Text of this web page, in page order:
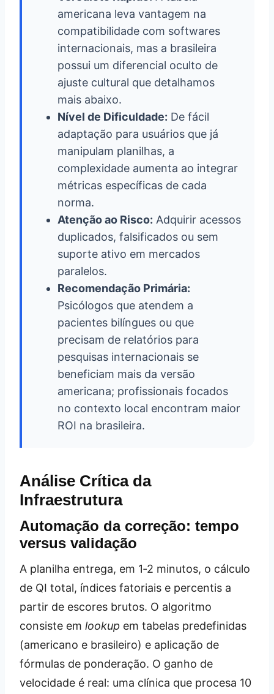
americana leva vantagem na
compatibilidade com softwares
internacionais, mas a brasileira
possui um diferencial oculto de
ajuste cultural que detalhamos
mais abaixo.
Nível de Dificuldade: De fácil
adaptação para usuários que já
manipulam planilhas, a
complexidade aumenta ao integrar
métricas específicas de cada
norma.
Atenção ao Risco: Adquirir acessos
duplicados, falsificados ou sem
suporte ativo em mercados
paralelos.
Recomendação Primária:
Psicólogos que atendem a
pacientes bilíngues ou que
precisam de relatórios para
pesquisas internacionais se
beneficiam mais da versão
americana; profissionais focados
no contexto local encontram maior
ROI na brasileira.
Análise Crítica da
Infraestrutura
Automação da correção: tempo
versus validação
A planilha entrega, em 1‑2 minutos, o cálculo
de QI total, índices fatoriais e percentis a
partir de escores brutos. O algoritmo
consiste em lookup em tabelas predefinidas
(americano e brasileiro) e aplicação de
fórmulas de ponderação. O ganho de
velocidade é real: uma clínica que procesa 10